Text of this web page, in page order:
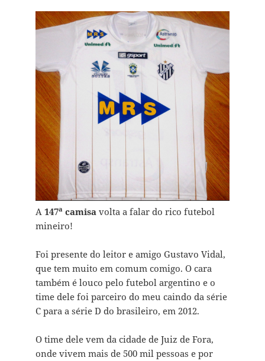
A 147acamisavolta a falar do rico futebol
mineiro!
Foi presente do leitor e amigo Gustavo Vidal,
que tem muito em comum comigo. O cara
também é louco pelo futebol argentino e o
time dele foi parceiro do meu caindo da série
C para a série D do brasileiro, em 2012.
O time dele vem da cidade de Juiz de Fora,
onde vivem mais de 500 mil pessoas e por